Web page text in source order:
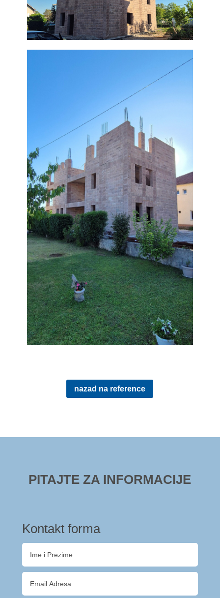
nazad na reference
PITAJTE ZA INFORMACIJE
Kontakt forma